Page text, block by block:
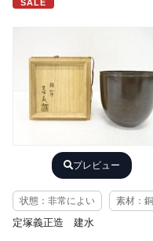
SALE
プレビュー
状態：非常によい 素材：銅
定塚義正造 建水